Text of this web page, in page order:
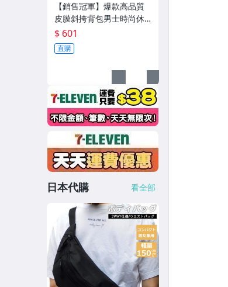
【銷售冠軍】爆款高品質
皮膜斜挎背包男士時尚休
閒胸包外出方便單肩斜挎
包
$ 601
直購
日本代購 看全部